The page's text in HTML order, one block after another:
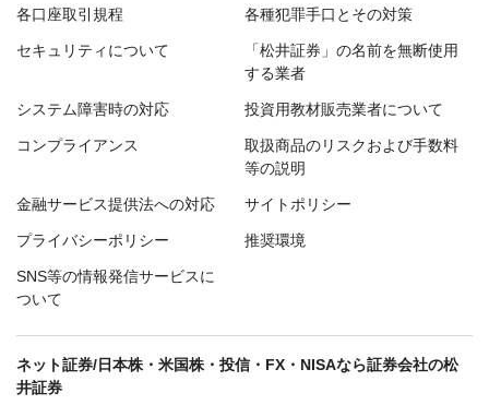
各口座取引規程 各種犯罪手口とその対策
セキュリティについて
「松井証券」の名前を無断使用
する業者
システム障害時の対応 投資用教材販売業者について
コンプライアンス
取扱商品のリスクおよび手数料
等の説明
金融サービス提供法への対応 サイトポリシー
プライバシーポリシー 推奨環境
SNS等の情報発信サービスに
ついて
ネット証券/日本株・米国株・投信・FX・NISAなら証券会社の松
井証券